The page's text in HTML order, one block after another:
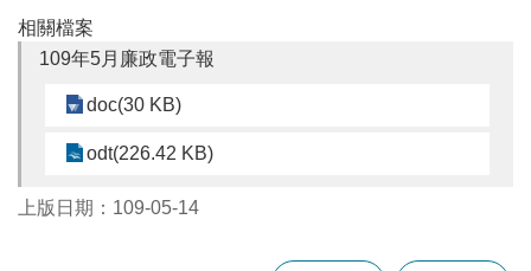
進
階
相關檔案
109年5月廉政電子報
doc(30 KB)
odt(226.42 KB)
上版日期：109-05-14